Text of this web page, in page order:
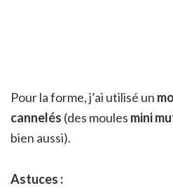
Pour la forme, j’ai utilisé un
cannelés (des moules mini
bien aussi).
Astuces :